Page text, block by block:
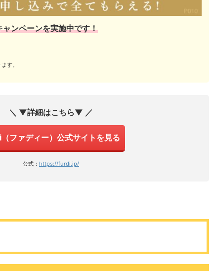
ンペーンを実施中です！
す。
＼ ▼詳細はこちら▼ ／
ファディー）公式サイトを見る
公式： https://furdi.jp/